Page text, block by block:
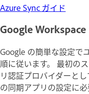
Azure Sync ガイド
Google Workspace
Google の簡単な設定で
順に従います。 最初の
リ認証プロバイダーと
の同期アプリの設定に必